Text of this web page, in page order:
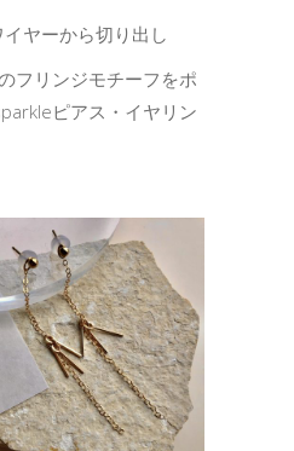
ヤーから切り出し
フリンジモチーフをポ
ピアス・イヤリン